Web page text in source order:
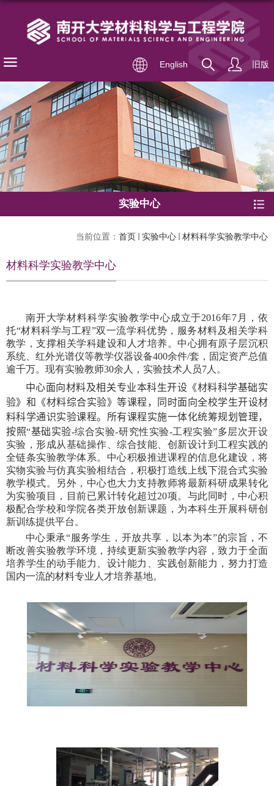
English 旧版
实验中心
当前位置： 首页 实验中心 材料科学实验教学中心
材料科学实验教学中心
南开大学材料科学实验教学中心成立于2016年7 月，依
托“材料科学与工程”双一流学科优势，服务材料及相关学科
教学，支撑相关学科建设和人才培养。中心拥有原子层沉积
系统、红外光谱仪等教学仪器设备400余件/套，固定资产总值
逾千万。现有实验教师30余人，实验技术人员7 人。
中心面向材料及相关专业本科生开设《材料科学基础实
验》和《材料综合实验》等课程，同时面向全校学生开设材
料科学通识实验课程。所有课程实施一体化统筹规划管理，
按照“基础实验-综合实验-研究性实验-工程实验”多层次开设
实验，形成从基础操作、综合技能、创新设计到工程实践的
全链条实验教学体系。中心积极推进课程的信息化建设，将
实物实验与仿真实验相结合，积极打造线上线下混合式实验
教学模式。另外，中心也大力支持教师将最新科研成果转化
为实验项目，目前已累计转化超过20项。与此同时，中心积
极配合学校和学院各类开放创新课题，为本科生开展科研创
新训练提供平台。
中心秉承“服务学生，开放共享，以本为本”的宗旨，不
断改善实验教学环境，持续更新实验教学内容，致力于全面
培养学生的动手能力、设计能力、实践创新能力，努力打造
国内一流的材料专业人才培养基地。